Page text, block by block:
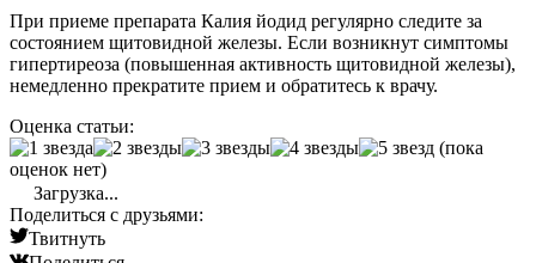
При приеме препарата Калия йодид регулярно следите за
состоянием щитовидной железы. Если возникнут симптомы
гипертиреоза (повышенная активность щитовидной железы),
немедленно прекратите прием и обратитесь к врачу.
Оценка статьи:
(пока
оценок нет)
Загрузка...
Поделиться с друзьями:
Твитнуть